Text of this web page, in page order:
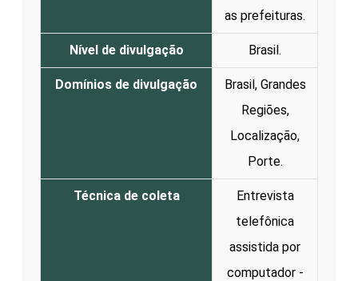
as prefeituras.
Nível de divulgação Brasil.
Domínios de divulgação
Brasil, Grandes
Regiões,
Localização,
Porte.
Técnica de coleta
Entrevista
telefônica
assistida por
computador -